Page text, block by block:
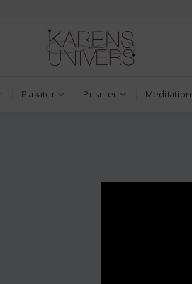
Plakater Prismer Meditation